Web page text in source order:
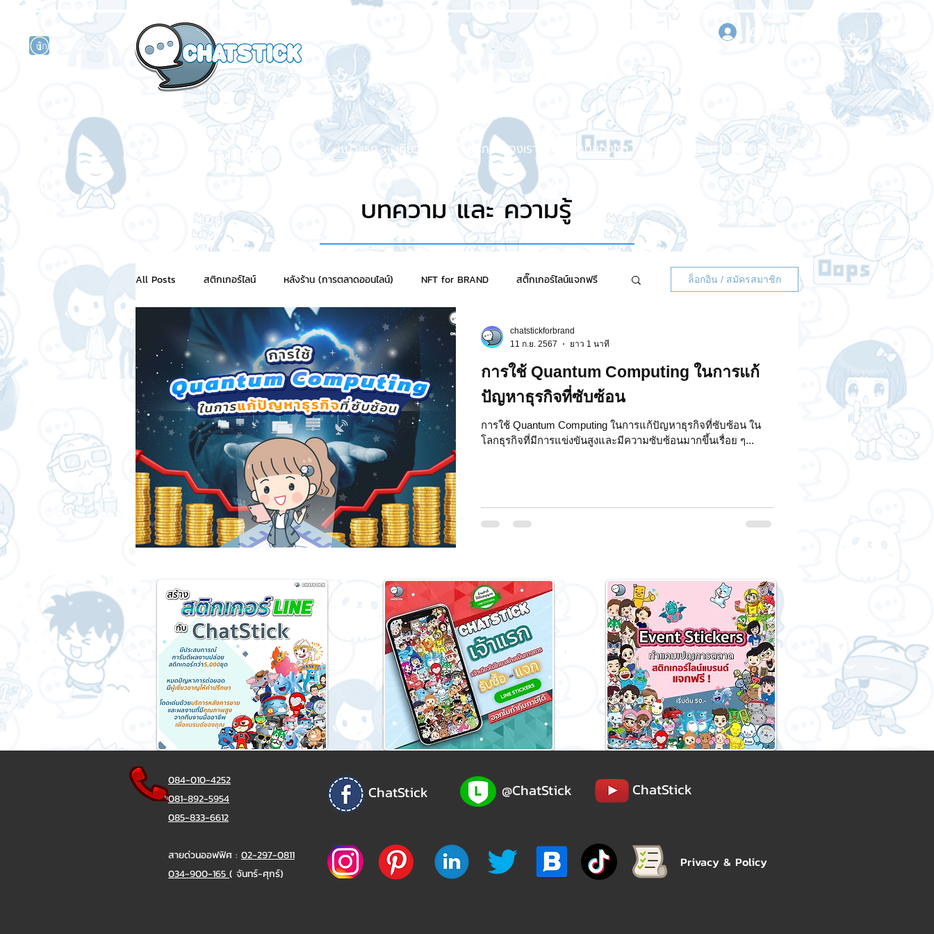
นักแสดงศิลปิน
เข้าสู่ระบบ
หน้าแรก เกี่ยวกับเรา บริการของเรา ผลงานของเรา ขอใบเสนอราคา ติดต่อเรา
บทความ และ ความรู้
All Posts สติกเกอร์ไลน์ หลังร้าน (การตลาดออนไลน์) NFT for BRAND สติ๊กเกอร์ไลน์แจกฟรี
สติกเกอร์แชทสติ๊ค ChatStick Market Motion Graphic ความรู้ธุรกิจ
SME และ แฟรนไชส์ การเงินการลงทุน ภาวะผู้นำและการบริหาร LINE application
การออกแบบและดีไซน์ เทคนิคสาระ IT NFT และ Cryptocurrency รีวิวเกมส์จาก ChatStick
ChatStick NFT Collection Chat Bot เวบไซต์ รวมบริการ
ล็อกอิน / สมัครสมาชิก
การใช้ Quantum Computing ในการแก้
ปัญหาธุรกิจที่ซับซ้อน
การใช้ Quantum Computing ในการแก้ปัญหาธุรกิจที่ซับซ้อน ใน
โลกธุรกิจที่มีการแข่งขันสูงและมีความซับซ้อนมากขึ้นเรื่อย ๆ...
chatstickforbrand
11 ก.ย. 2567
ยาว 1 นาที
084-010-4252
081-892-5954
085-833-6612
สายด่วนออฟฟิศ : 02-297-0811
034-900-165 ( จันทร์-ศุกร์)
ChatStick @ChatStick ChatStick
Privacy & Policy